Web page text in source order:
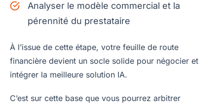
Analyser le modèle commercial et la
pérennité du prestataire
À l’issue de cette étape, votre feuille de route
financière devient un socle solide pour négocier et
intégrer la meilleure solution IA.
C’est sur cette base que vous pourrez arbitrer